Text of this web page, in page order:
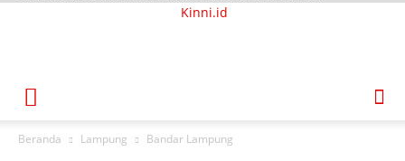
Kinni.id
Beranda Lampung Bandar Lampung